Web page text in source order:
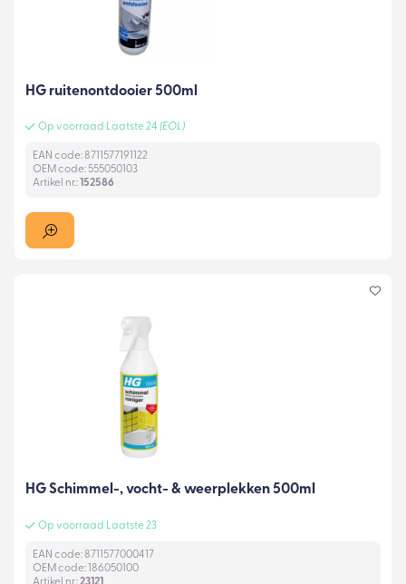
HG ruitenontdooier 500ml
Op voorraad Laatste 24 (EOL)
EAN code: 8711577191122
OEM code: 555050103
Artikel nr.: 152586
HG Schimmel-, vocht- & weerplekken 500ml
Op voorraad Laatste 23
EAN code: 8711577000417
OEM code: 186050100